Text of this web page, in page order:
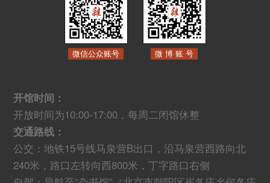
微信公众账号 微 博 账 号
开馆时间：
开放时间为10:00-17:00，每周二闭馆休整
交通路线：
公交：地铁15号线马泉营B出口，沿马泉营西路向北
240米，路口左转向西800米，丁字路口右侧